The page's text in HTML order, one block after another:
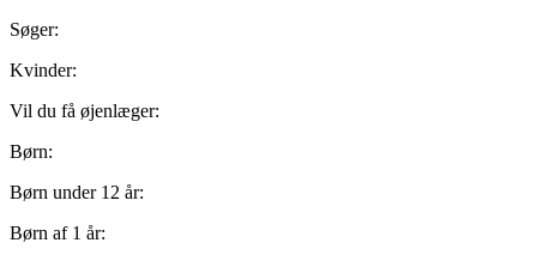
Søger:
Kvinder:
Vil du få øjenlæger:
Børn:
Børn under 12 år:
Børn af 1 år: